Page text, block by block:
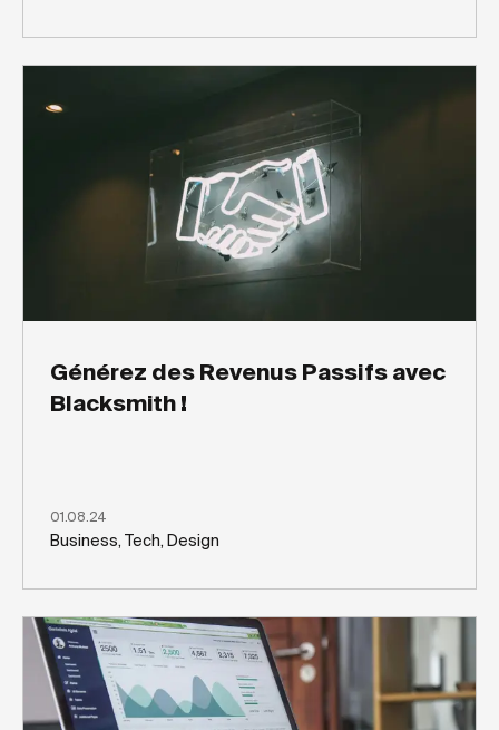
Générez des Revenus Passifs avec
Blacksmith !
01.08.24
Business, Tech, Design